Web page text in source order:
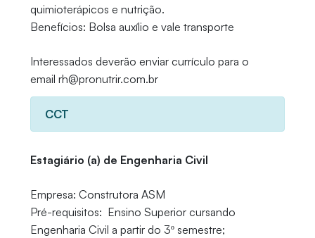
quimioterápicos e nutrição.
Benefícios: Bolsa auxílio e vale transporte
Interessados deverão enviar currículo para o
email rh@pronutrir.com.br
CCT
Estagiário (a) de Engenharia Civil
Empresa: Construtora ASM
Pré-requisitos: Ensino Superior cursando
Engenharia Civil a partir do 3º semestre;